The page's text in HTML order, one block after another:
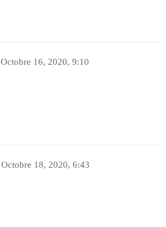
Octobre 16, 2020, 9:10
Octobre 18, 2020, 6:43